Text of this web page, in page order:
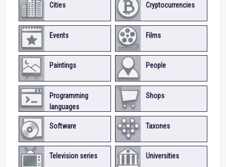
Cities Cryptocurrencies
Events Films
Paintings People
Programming
languages
Shops
Software Taxones
Television series Universities